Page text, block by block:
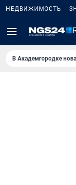
НЕДВИЖИМОСТЬ
В Академгородке